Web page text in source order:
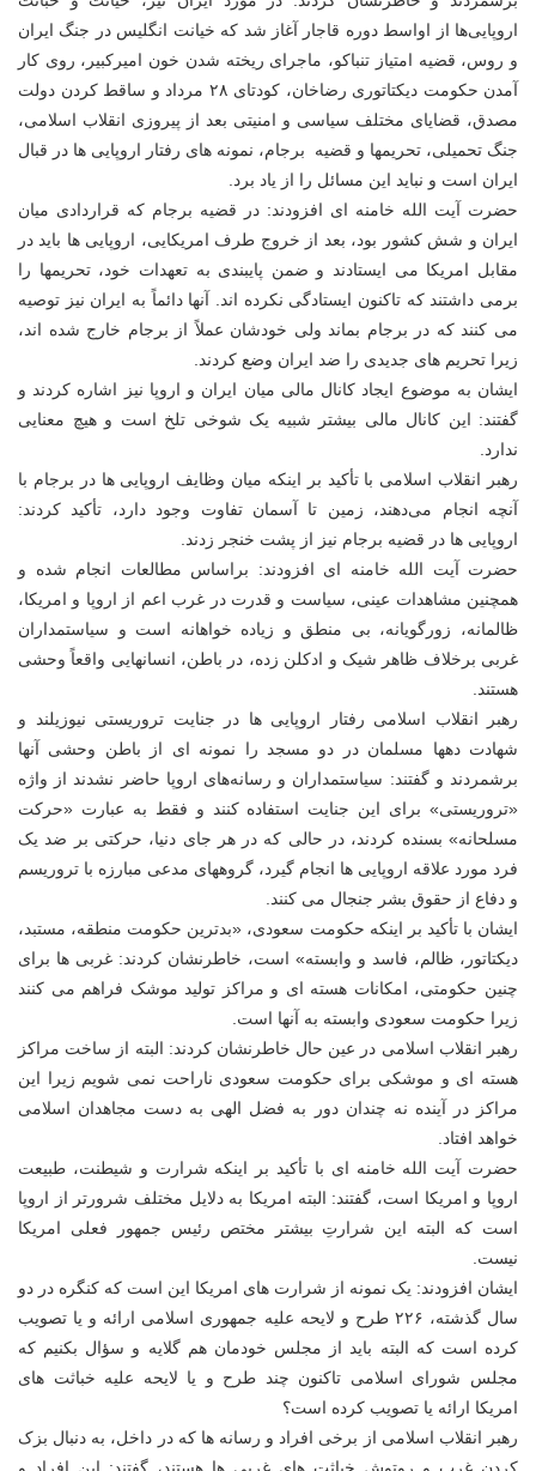
اروپایی‌ها از اواسط دوره قاجار آغاز شد که خیانت انگلیس در جنگ ایران
و روس، قضیه امتیاز تنباکو، ماجرای ریخته شدن خون امیرکبیر، روی کار
آمدن حکومت دیکتاتوری رضاخان، کودتای ۲۸ مرداد و ساقط کردن دولت
مصدق، قضایای مختلف سیاسی و امنیتی بعد از پیروزی انقلاب اسلامی،
جنگ تحمیلی، تحریمها و قضیه برجام، نمونه های رفتار اروپایی ها در قبال
ایران است و نباید این مسائل را از یاد برد.
حضرت آیت الله خامنه ای افزودند: در قضیه برجام که قراردادی میان
ایران و شش کشور بود، بعد از خروج طرف امریکایی، اروپایی ها باید در
مقابل امریکا می ایستادند و ضمن پایبندی به تعهدات خود، تحریمها را
برمی داشتند که تاکنون ایستادگی نکرده اند. آنها دائماً به ایران نیز توصیه
می کنند که در برجام بماند ولی خودشان عملاً از برجام خارج شده اند،
زیرا تحریم های جدیدی را ضد ایران وضع کردند.
ایشان به موضوع ایجاد کانال مالی میان ایران و اروپا نیز اشاره کردند و
گفتند: این کانال مالی بیشتر شبیه یک شوخی تلخ است و هیچ معنایی
ندارد.
رهبر انقلاب اسلامی با تأکید بر اینکه میان وظایف اروپایی ها در برجام با
آنچه انجام می‌دهند، زمین تا آسمان تفاوت وجود دارد، تأکید کردند:
اروپایی ها در قضیه برجام نیز از پشت خنجر زدند.
حضرت آیت الله خامنه ای افزودند: براساس مطالعات انجام شده و
همچنین مشاهدات عینی، سیاست و قدرت در غرب اعم از اروپا و امریکا،
ظالمانه، زورگویانه، بی منطق و زیاده خواهانه است و سیاستمداران
غربی برخلاف ظاهر شیک و ادکلن زده، در باطن، انسانهایی واقعاً وحشی
هستند.
رهبر انقلاب اسلامی رفتار اروپایی ها در جنایت تروریستی نیوزیلند و
شهادت دهها مسلمان در دو مسجد را نمونه ای از باطن وحشی آنها
برشمردند و گفتند: سیاستمداران و رسانه‌های اروپا حاضر نشدند از واژه
«تروریستی» برای این جنایت استفاده کنند و فقط به عبارت «حرکت
مسلحانه» بسنده کردند، در حالی که در هر جای دنیا، حرکتی بر ضد یک
فرد مورد علاقه اروپایی ها انجام گیرد، گروههای مدعی مبارزه با تروریسم
و دفاع از حقوق بشر جنجال می کنند.
ایشان با تأکید بر اینکه حکومت سعودی، «بدترین حکومت منطقه، مستبد،
دیکتاتور، ظالم، فاسد و وابسته» است، خاطرنشان کردند: غربی ها برای
چنین حکومتی، امکانات هسته ای و مراکز تولید موشک فراهم می کنند
زیرا حکومت سعودی وابسته به آنها است.
رهبر انقلاب اسلامی در عین حال خاطرنشان کردند: البته از ساخت مراکز
هسته ای و موشکی برای حکومت سعودی ناراحت نمی شویم زیرا این
مراکز در آینده نه چندان دور به فضل الهی به دست مجاهدان اسلامی
خواهد افتاد.
حضرت آیت الله خامنه ای با تأکید بر اینکه شرارت و شیطنت، طبیعت
اروپا و امریکا است، گفتند: البته امریکا به دلایل مختلف شرورتر از اروپا
است که البته این شرارتِ بیشتر مختص رئیس جمهور فعلی امریکا
نیست.
ایشان افزودند: یک نمونه از شرارت های امریکا این است که کنگره در دو
سال گذشته، ۲۲۶ طرح و لایحه علیه جمهوری اسلامی ارائه و یا تصویب
کرده است که البته باید از مجلس خودمان هم گلایه و سؤال بکنیم که
مجلس شورای اسلامی تاکنون چند طرح و یا لایحه علیه خباثت های
امریکا ارائه یا تصویب کرده است؟
رهبر انقلاب اسلامی از برخی افراد و رسانه ها که در داخل، به دنبال بزک